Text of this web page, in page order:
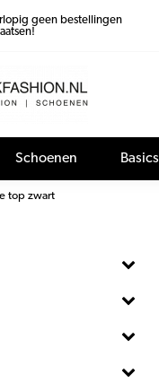
geen bestellingen
Schoenen Basics
top zwart